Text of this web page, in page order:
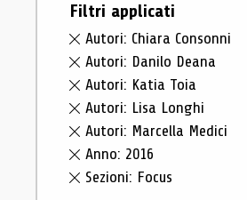
Filtri applicati
Autori: Chiara Consonni
Autori: Danilo Deana
Autori: Katia Toia
Autori: Lisa Longhi
Autori: Marcella Medici
Anno: 2016
Sezioni: Focus